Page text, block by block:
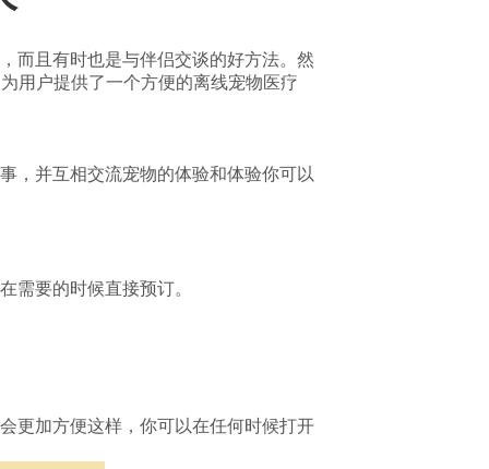
而且有时也是与伴侣交谈的好方法。然
用户提供了一个方便的离线宠物医疗
，并互相交流宠物的体验和体验你可以
要的时候直接预订。
更加方便这样，你可以在任何时候打开